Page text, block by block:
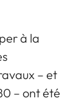
à la
– et
– ont été